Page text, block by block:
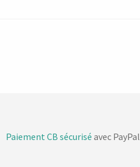
Paiement CB sécurisé avec PayPal